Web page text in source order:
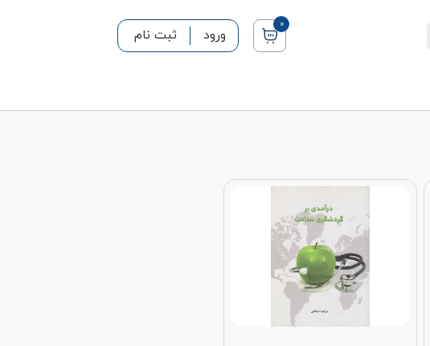
0
ورود ثبت نام